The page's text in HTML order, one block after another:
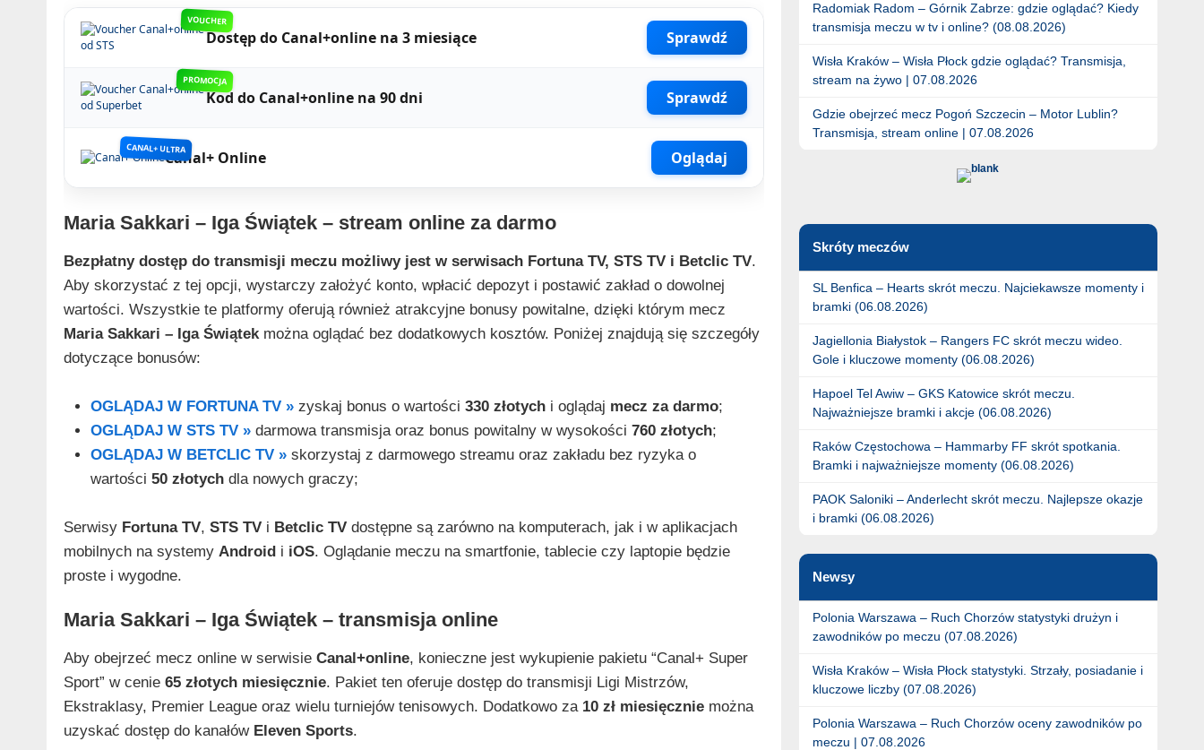
VOUCHER
Dostęp do Canal+online na 3 miesiące Sprawdź
PROMOCJA
Kod do Canal+online na 90 dni Sprawdź
CANAL+ ULTRACanal+ Online Oglądaj
Maria Sakkari – Iga Świątek – stream online za darmo
Bezpłatny dostęp do transmisji meczu możliwy jest w serwisach Fortuna TV, STS TV i Betclic TV.
Aby skorzystać z tej opcji, wystarczy założyć konto, wpłacić depozyt i postawić zakład o dowolnej
wartości. Wszystkie te platformy oferują również atrakcyjne bonusy powitalne, dzięki którym mecz
Maria Sakkari – Iga Świątekmożna oglądać bez dodatkowych kosztów. Poniżej znajdują się szczegóły
dotyczące bonusów:
OGLĄDAJ W FORTUNA TV »zyskaj bonus o wartości 330 złotychi oglądaj mecz za darmo;
OGLĄDAJ W STS TV »darmowa transmisja oraz bonus powitalny w wysokości 760 złotych;
OGLĄDAJ W BETCLIC TV »skorzystaj z darmowego streamu oraz zakładu bez ryzyka o
wartości 50 złotychdla nowych graczy;
Serwisy Fortuna TV, STS TVi Betclic TVdostępne są zarówno na komputerach, jak i w aplikacjach
mobilnych na systemy Androidi iOS. Oglądanie meczu na smartfonie, tablecie czy laptopie będzie
proste i wygodne.
Maria Sakkari – Iga Świątek – transmisja online
Aby obejrzeć mecz online w serwisie Canal+online, konieczne jest wykupienie pakietu “Canal+ Super
Sport” w cenie 65 złotych miesięcznie. Pakiet ten oferuje dostęp do transmisji Ligi Mistrzów,
Ekstraklasy, Premier League oraz wielu turniejów tenisowych. Dodatkowo za 10 zł miesięczniemożna
uzyskać dostęp do kanałów Eleven Sports.
Radomiak Radom – Górnik Zabrze: gdzie oglądać? Kiedy
transmisja meczu w tv i online? (08.08.2026)
Wisła Kraków – Wisła Płock gdzie oglądać? Transmisja,
stream na żywo | 07.08.2026
Gdzie obejrzeć mecz Pogoń Szczecin – Motor Lublin?
Transmisja, stream online | 07.08.2026
Skróty meczów
SL Benfica – Hearts skrót meczu. Najciekawsze momenty i
bramki (06.08.2026)
Jagiellonia Białystok – Rangers FC skrót meczu wideo.
Gole i kluczowe momenty (06.08.2026)
Hapoel Tel Awiw – GKS Katowice skrót meczu.
Najważniejsze bramki i akcje (06.08.2026)
Raków Częstochowa – Hammarby FF skrót spotkania.
Bramki i najważniejsze momenty (06.08.2026)
PAOK Saloniki – Anderlecht skrót meczu. Najlepsze okazje
i bramki (06.08.2026)
Newsy
Polonia Warszawa – Ruch Chorzów statystyki drużyn i
zawodników po meczu (07.08.2026)
Wisła Kraków – Wisła Płock statystyki. Strzały, posiadanie i
kluczowe liczby (07.08.2026)
Polonia Warszawa – Ruch Chorzów oceny zawodników po
meczu | 07.08.2026